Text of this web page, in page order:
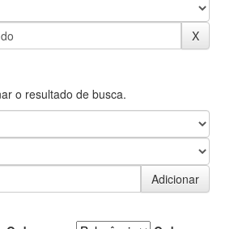
o resultado de busca.